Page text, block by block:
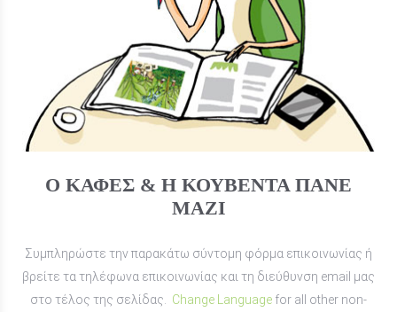
Ο ΚΑΦΕΣ & Η ΚΟΥΒΕΝΤΑ ΠΑΝΕ
ΜΑΖΙ
Συμπληρώστε την παρακάτω σύντομη φόρμα επικοινωνίας ή
βρείτε τα τηλέφωνα επικοινωνίας και τη διεύθυνση email μας
στο τέλος της σελίδας. Change Language for all other non-